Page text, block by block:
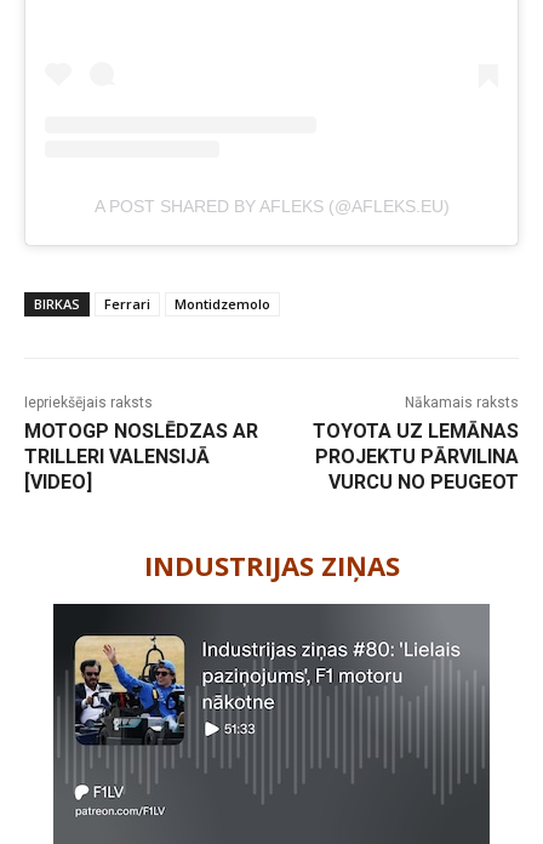
A POST SHARED BY AFLEKS (@AFLEKS.EU)
BIRKAS Ferrari Montidzemolo
Iepriekšējais raksts
MOTOGP NOSLĒDZAS AR
TRILLERI VALENSIJĀ
[VIDEO]
Nākamais raksts
TOYOTA UZ LEMĀNAS
PROJEKTU PĀRVILINA
VURCU NO PEUGEOT
INDUSTRIJAS ZIŅAS